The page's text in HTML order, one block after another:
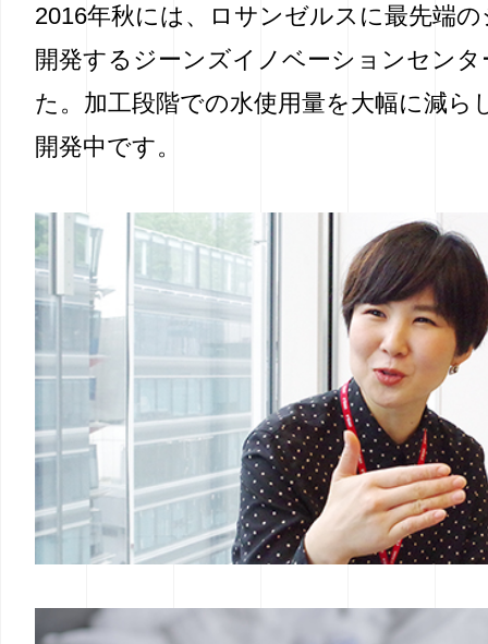
2016年秋には、ロサンゼルスに最先端
開発するジーンズイノベーションセン
た。加工段階での水使用量を大幅に減ら
開発中です。